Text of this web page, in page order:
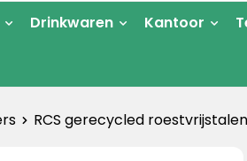
Drinkwaren Kantoor
RCS gerecycled